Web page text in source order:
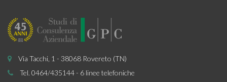
Via Tacchi, 1 - 38068 Rovereto (TN)
Tel. 0464/435144 - 6 linee telefoniche